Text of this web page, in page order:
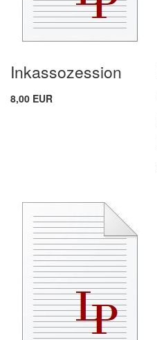
Inkassozession
8,00 EUR